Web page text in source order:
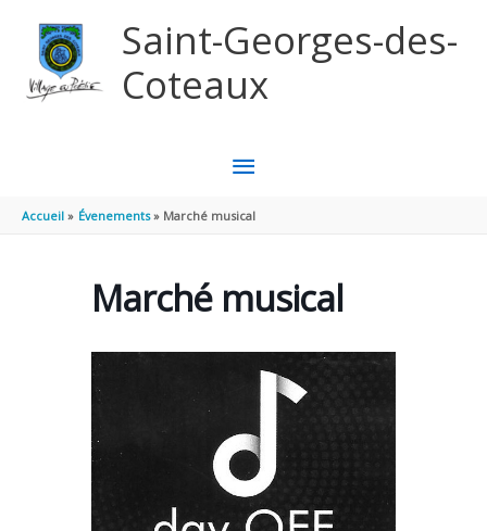
Saint-Georges-des-
Coteaux
MENU
PRINCIPAL
Accueil Évenements Marché musical
Marché musical